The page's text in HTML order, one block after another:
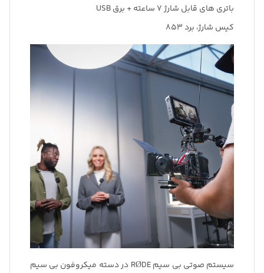
باتری های قابل شارژ ۷ ساعته + برق USB
کیس شارژ، برد 853
سیستم صوتی بی سیم RØDE در دسته میکروفون بی سیم